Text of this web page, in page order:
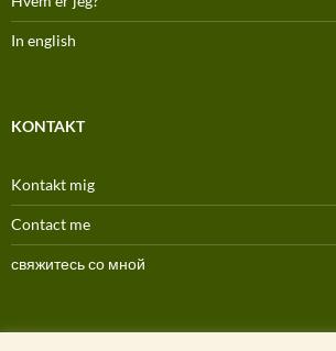
In english
KONTAKT
Kontakt mig
Contact me
свяжитесь со мной